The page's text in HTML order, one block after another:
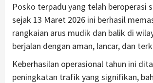
Posko terpadu yang telah beroperasi
sejak 13 Maret 2026 ini berhasil
rangkaian arus mudik dan balik di
berjalan dengan aman, lancar, dan
Keberhasilan operasional tahun ini
peningkatan trafik yang signifikan,